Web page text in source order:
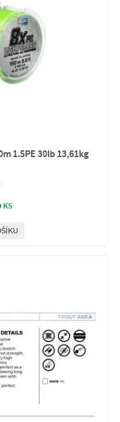
1.5PE 30lb 13,61kg
KS